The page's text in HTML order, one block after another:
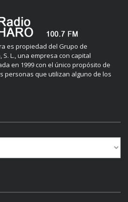
es propiedad del Grupo de
L., una empresa con capital
en 1999 con el único propósito de
personas que utilizan alguno de los